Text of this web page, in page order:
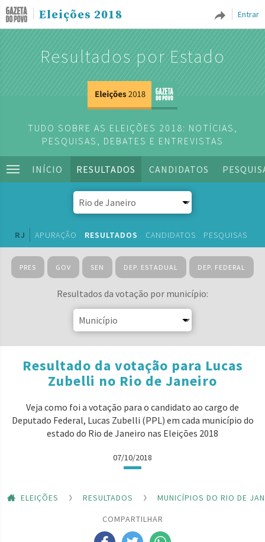
Entrar
Eleições 2018
Resultados por Estado
TUDO SOBRE AS ELEIÇÕES 2018: NOTÍCIAS,
PESQUISAS, DEBATES E ENTREVISTAS
INÍCIO RESULTADOS CANDIDATOS
RJ APURAÇÃO RESULTADOS CANDIDATOS PESQUISAS
PRES GOV SEN DEP. ESTADUAL DEP. FEDERAL
Resultados da votação por município:
Resultado da votação para Lucas
Zubelli no Rio de Janeiro
Veja como foi a votação para o candidato ao cargo de
Deputado Federal, Lucas Zubelli (PPL) em cada município do
estado do Rio de Janeiro nas Eleições 2018
07/10/2018
ELEIÇÕES RESULTADOS
MUNICÍPIOS DO RIO DE
COMPARTILHAR